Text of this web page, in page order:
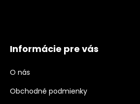
Informácie pre vás
O nás
Obchodné podmienky